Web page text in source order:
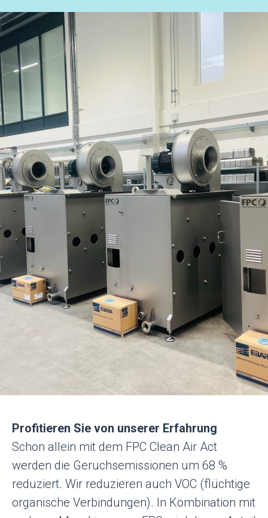
Profitieren Sie von unserer Erfahrung
Schon allein mit dem FPC Clean Air Act
werden die Geruchsemissionen um 68 %
reduziert. Wir reduzieren auch VOC (flüchtige
organische Verbindungen). In Kombination mit